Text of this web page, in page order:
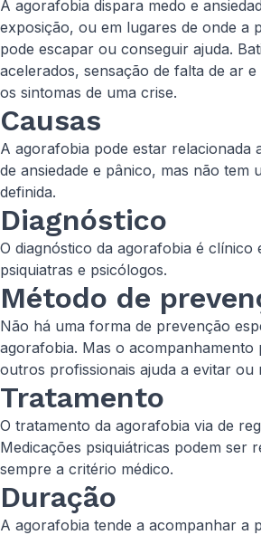
A agorafobia dispara medo e
exposição, ou em lugares de onde a
pode escapar ou conseguir ajuda.
acelerados, sensação de falta de ar
os sintomas de uma crise.
Causas
A agorafobia pode estar relacionada
de ansiedade e pânico, mas não tem
definida.
Diagnóstico
O diagnóstico da agorafobia é clínico
psiquiatras e psicólogos.
Método de
Não há uma forma de prevenção
agorafobia. Mas o acompanhamento
outros profissionais ajuda a evitar ou
Tratamento
O tratamento da agorafobia via de
Medicações psiquiátricas podem ser
sempre a critério médico.
Duração
A agorafobia tende a acompanhar a